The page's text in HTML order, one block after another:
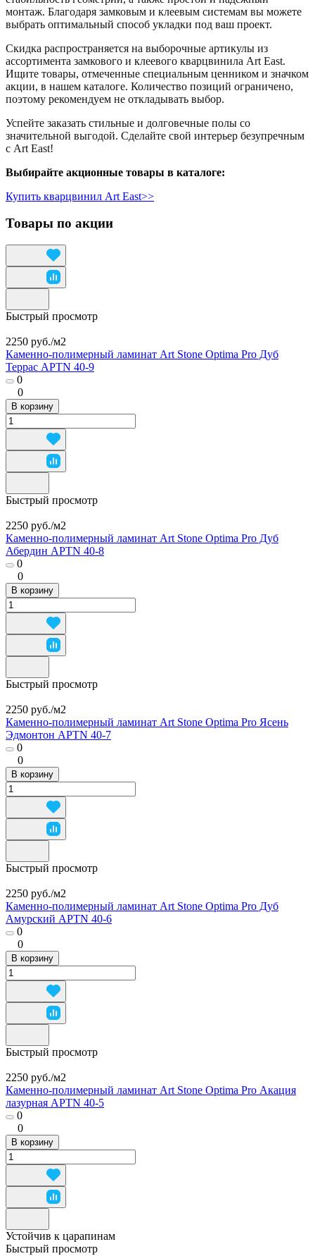
монтаж. Благодаря замковым и клеевым системам вы можете
выбрать оптимальный способ укладки под ваш проект.
Скидка распространяется на выборочные артикулы из
ассортимента замкового и клеевого кварцвинила Art East.
Ищите товары, отмеченные специальным ценником и значком
акции, в нашем каталоге. Количество позиций ограничено,
поэтому рекомендуем не откладывать выбор.
Успейте заказать стильные и долговечные полы со
значительной выгодой. Сделайте свой интерьер безупречным
с Art East!
Выбирайте акционные товары в каталоге:
Купить кварцвинил Art East>>
Товары по акции
Быстрый просмотр
2250 руб./м2
Каменно-полимерный ламинат Art Stone Optima Pro Дуб
Террас APTN 40-9
0
0
В корзину
Быстрый просмотр
2250 руб./м2
Каменно-полимерный ламинат Art Stone Optima Pro Дуб
Абердин APTN 40-8
0
0
В корзину
Быстрый просмотр
2250 руб./м2
Каменно-полимерный ламинат Art Stone Optima Pro Ясень
Эдмонтон APTN 40-7
0
0
В корзину
Быстрый просмотр
2250 руб./м2
Каменно-полимерный ламинат Art Stone Optima Pro Дуб
Амурский APTN 40-6
0
0
В корзину
Быстрый просмотр
2250 руб./м2
Каменно-полимерный ламинат Art Stone Optima Pro Акация
лазурная APTN 40-5
0
0
В корзину
Устойчив к царапинам
Быстрый просмотр